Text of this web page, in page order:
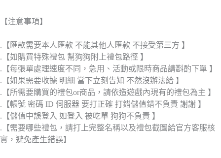
【注意事項】
.【匯款需要本人匯款 不能其他人匯款 不接受第三方 】
.【如購買特殊禮包 幫狗狗附上禮包路徑 】
.【每張單處理速度不同，急用、活動或限時商品請斟酌下單 】
.【如果需要收據 明細 當下立刻告知 不然沒辦法給 】
.【所需要購買的禮包or商品，請依造遊戲內現有的禮包為主 】
.【帳號 密碼 ID 伺服器 要打正確 打錯儲值錯不負責 謝謝 】
.【儲值中誤登入 如登入 被吃單 狗狗不負責 】
.【需要哪些禮包，請打上完整名稱以及禮包截圖給官方客服核
實，避免產生錯誤】